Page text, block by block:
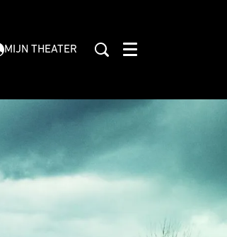
MIJN THEATER Menu